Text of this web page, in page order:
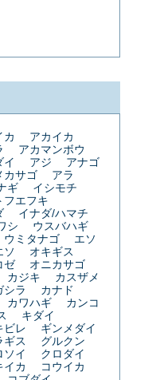
カ
アカイカ
アカマンボウ
イ アジ
アナゴ
カサゴ
アラ
ギ
イシモチ
フエフキ
イナダ/ハマチ
シ
ウスバハギ
ウミタナゴ
エソ
ソ
オキギス
ゼ
オニカサゴ
カジキ
カスザメ
シラ
カナド
カワハギ
カンコ
キダイ
ビレ
ギンメダイ
ギス
グルクン
ソイ
クロダイ
イカ
コウイカ